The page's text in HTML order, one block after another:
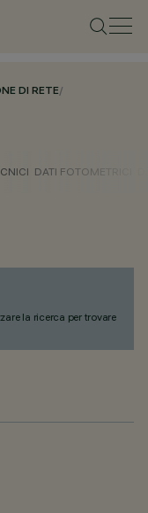
DI RETE/
DATI FOTOMETRICI
la ricerca per trovare